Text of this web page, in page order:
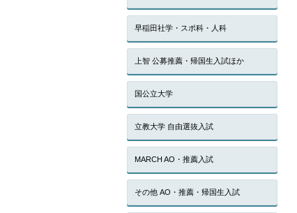
早稲田社学・スポ科・人科
上智 公募推薦・帰国生入試ほか
国公立大学
立教大学 自由選抜入試
MARCH AO・推薦入試
その他 AO・推薦・帰国生入試